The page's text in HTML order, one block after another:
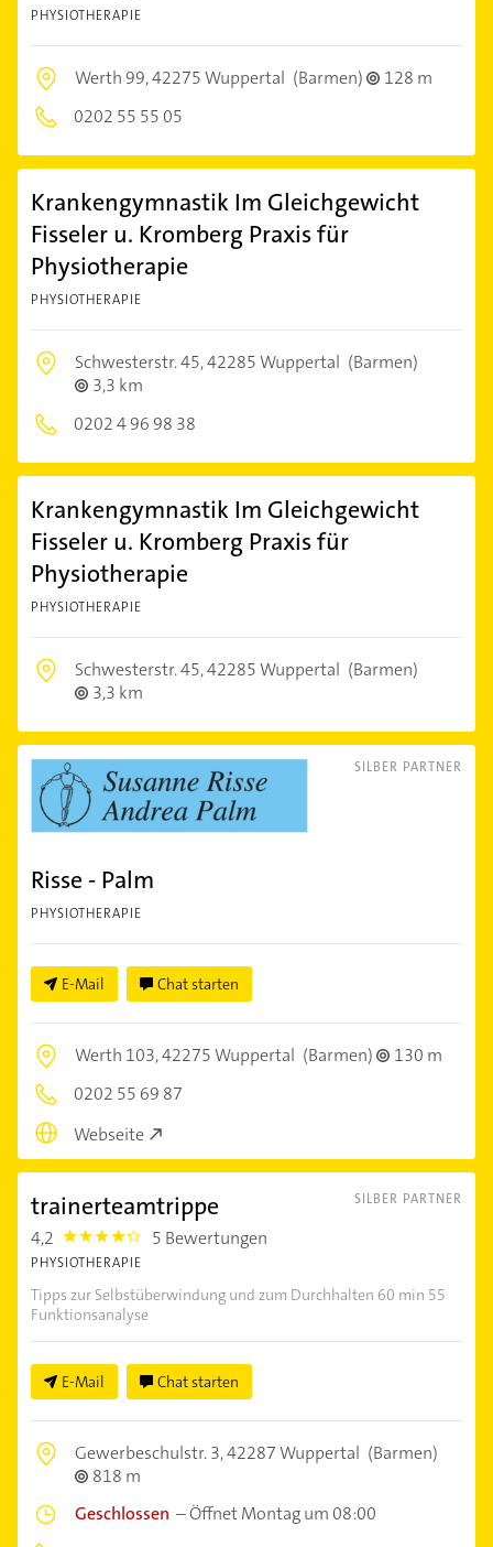
PHYSIOTHERAPIE
Werth 99,42275 Wuppertal (Barmen)
128 m
0202 55 55 05
Krankengymnastik Im Gleichgewicht
Fisseler u. Kromberg Praxis für
Physiotherapie
PHYSIOTHERAPIE
Schwesterstr. 45,42285 Wuppertal (Barmen)
3,3 km
0202 4 96 98 38
Krankengymnastik Im Gleichgewicht
Fisseler u. Kromberg Praxis für
Physiotherapie
PHYSIOTHERAPIE
Schwesterstr. 45,42285 Wuppertal (Barmen)
3,3 km
SILBER PARTNER
Risse - Palm
PHYSIOTHERAPIE
E-Mail Chat starten
Werth 103,42275 Wuppertal (Barmen)
130 m
0202 55 69 87
Webseite
SILBER PARTNER
trainerteamtrippe
4,2 4.2000003 5 Bewertungen
PHYSIOTHERAPIE
Tipps zur Selbstüberwindung und zum Durchhalten 60 min 55
Funktionsanalyse
E-Mail Chat starten
Gewerbeschulstr. 3,42287 Wuppertal (Barmen)
818 m
Geschlossen –Öffnet Montag um 08:00